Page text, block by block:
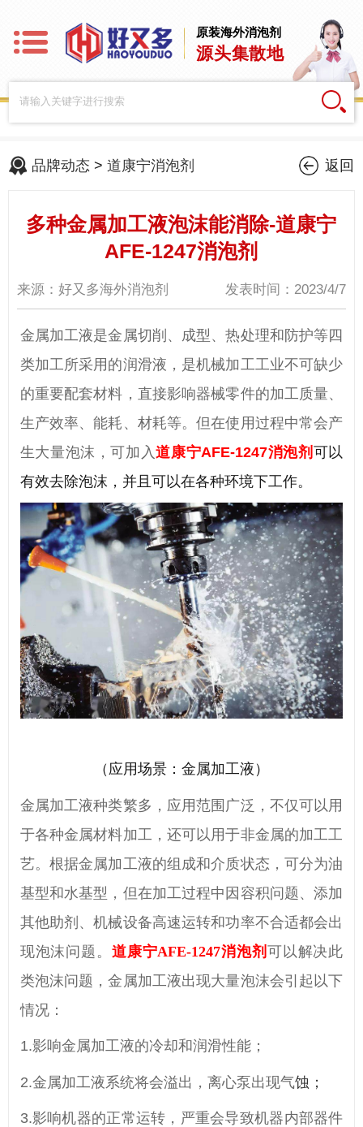
原装海外消泡剂
源头集散地
品牌动态 >道康宁消泡剂 返回
多种金属加工液泡沫能消除-道康宁
AFE-1247消泡剂
来源：好又多海外消泡剂 发表时间：2023/4/7
金属加工液是金属切削、成型、热处理和防护等四
类加工所采用的润滑液，是机械加工工业不可缺少
的重要配套材料，直接影响器械零件的加工质量、
生产效率、能耗、材耗等。但在使用过程中常会产
生大量泡沫，可加入道康宁AFE-1247消泡剂 可以
有效去除泡沫，并且可以在各种环境下工作。
（ 应用场景：金属加工液）
金属加工液种类繁多，应用范围广泛，不仅可以用
于各种金属材料加工，还可以用于非金属的加工工
艺。根据金属加工液的组成和介质状态，可分为油
基型和水基型，但在加工过程中因容积问题、添加
其他助剂、机械设备高速运转和功率不合适都会出
现泡沫问题。 道康宁AFE-1247消泡剂 可以解决此
类泡沫问题，金属加工液出现大量泡沫会引起以下
情况：
1.影响金属加工液的冷却和润滑性能；
2.金属加工液系统将会溢出，离心泵出现气蚀 ；
3.影响机器的正常运转，严重会导致机器内部器件